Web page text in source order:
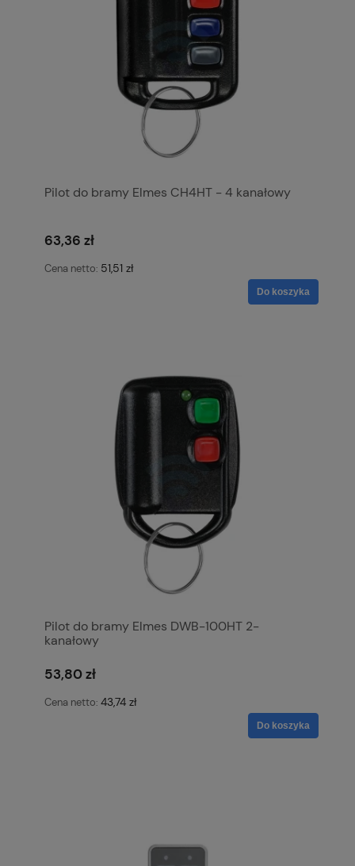
Pilot do bramy Elmes CH4HT - 4 kanałowy
63,36 zł
Cena netto: 51,51 zł
Do koszyka
Pilot do bramy Elmes DWB-100HT 2-
kanałowy
53,80 zł
Cena netto: 43,74 zł
Do koszyka